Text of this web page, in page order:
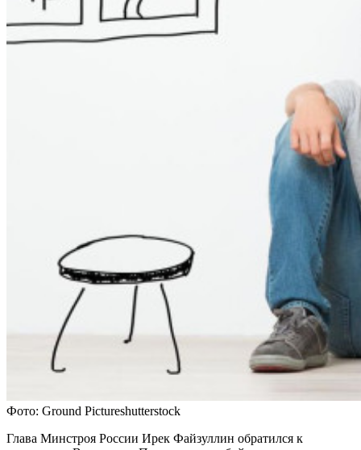
Фото: Ground Pictureshutterstock
Глава Минстроя России Ирек Файзуллин обратился к